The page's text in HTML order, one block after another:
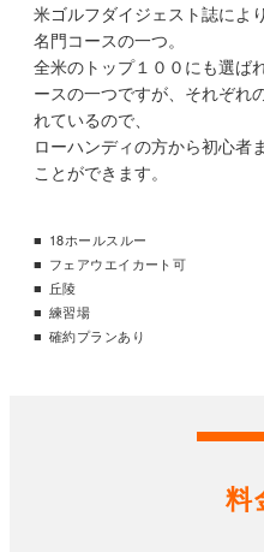
米ゴルフダイジェスト誌によ
名門コースの一つ。
全米のトップ１００にも選ば
ースの一つですが、それぞれ
れているので、
ローハンディの方から初心者
ことができます。
18ホールスルー
フェアウエイカート可
丘陵
練習場
確約プランあり
料